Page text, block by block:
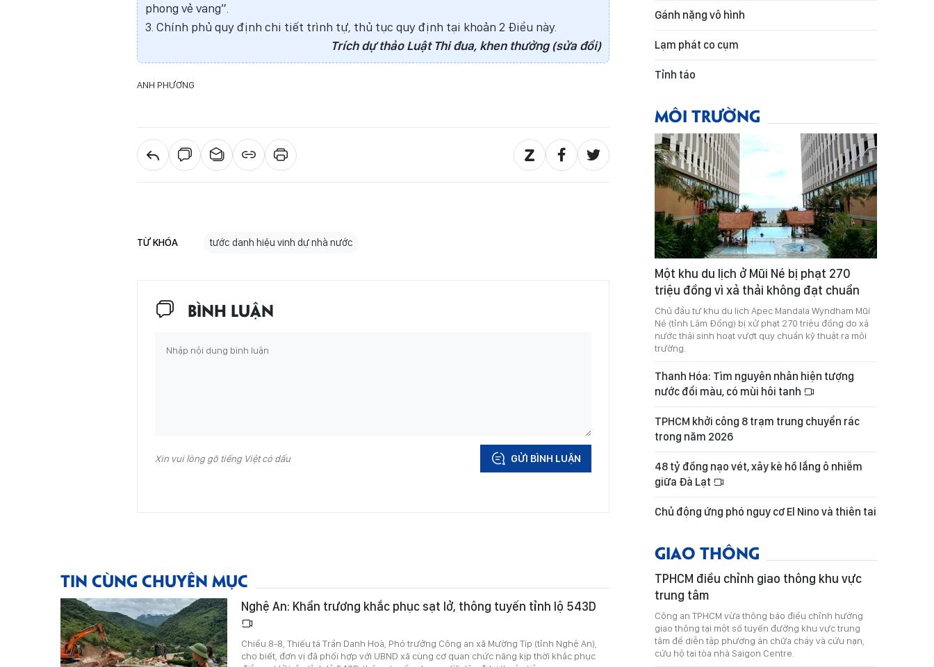
phong vẻ vang”.
3. Chính phủ quy định chi tiết trình tự, thủ tục quy định tại khoản 2 Điều này.
Trích dự thảo Luật Thi đua, khen thưởng (sửa đổi)
ANH PHƯƠNG
TỪ KHÓA tước danh hiệu vinh dự nhà nước
BÌNH LUẬN
Xin vui lòng gõ tiếng Việt có dấu GỬI BÌNH LUẬN
TIN CÙNG CHUYÊN MỤC
Nghệ An: Khẩn trương khắc phục sạt lở, thông tuyến tỉnh lộ 543D
Chiều 8-8, Thiếu tá Trần Danh Hoà, Phó trưởng Công an xã Mường Típ (tỉnh Nghệ An),
cho biết, đơn vị đã phối hợp với UBND xã cùng cơ quan chức năng kịp thời khắc phục
Gánh nặng vô hình
Lạm phát co cụm
Tỉnh táo
MÔI TRƯỜNG
Một khu du lịch ở Mũi Né bị phạt 270
triệu đồng vì xả thải không đạt chuẩn
Chủ đầu tư khu du lịch Apec Mandala Wyndham Mũi
Né (tỉnh Lâm Đồng) bị xử phạt 270 triệu đồng do xả
nước thải sinh hoạt vượt quy chuẩn kỹ thuật ra môi
trường.
Thanh Hóa: Tìm nguyên nhân hiện tượng
nước đổi màu, có mùi hôi tanh
TPHCM khởi công 8 trạm trung chuyển rác
trong năm 2026
48 tỷ đồng nạo vét, xây kè hồ lắng ô nhiễm
giữa Đà Lạt
Chủ động ứng phó nguy cơ El Nino và thiên tai
GIAO THÔNG
TPHCM điều chỉnh giao thông khu vực
trung tâm
Công an TPHCM vừa thông báo điều chỉnh hướng
giao thông tại một số tuyến đường khu vực trung
tâm để diễn tập phương án chữa cháy và cứu nạn,
cứu hộ tại tòa nhà Saigon Centre.